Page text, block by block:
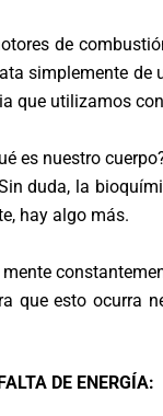
de
simplemente
que utilizamos
es nuestro
duda, la
hay algo más.
que esto ocurra
DE ENERGÍA: